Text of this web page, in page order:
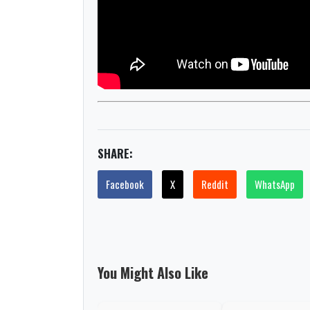
SHARE:
Facebook X Reddit WhatsApp
You Might Also Like